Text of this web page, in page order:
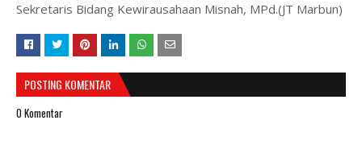
Sekretaris Bidang Kewirausahaan Misnah, MPd.(JT Marbun)
POSTING KOMENTAR
0 Komentar